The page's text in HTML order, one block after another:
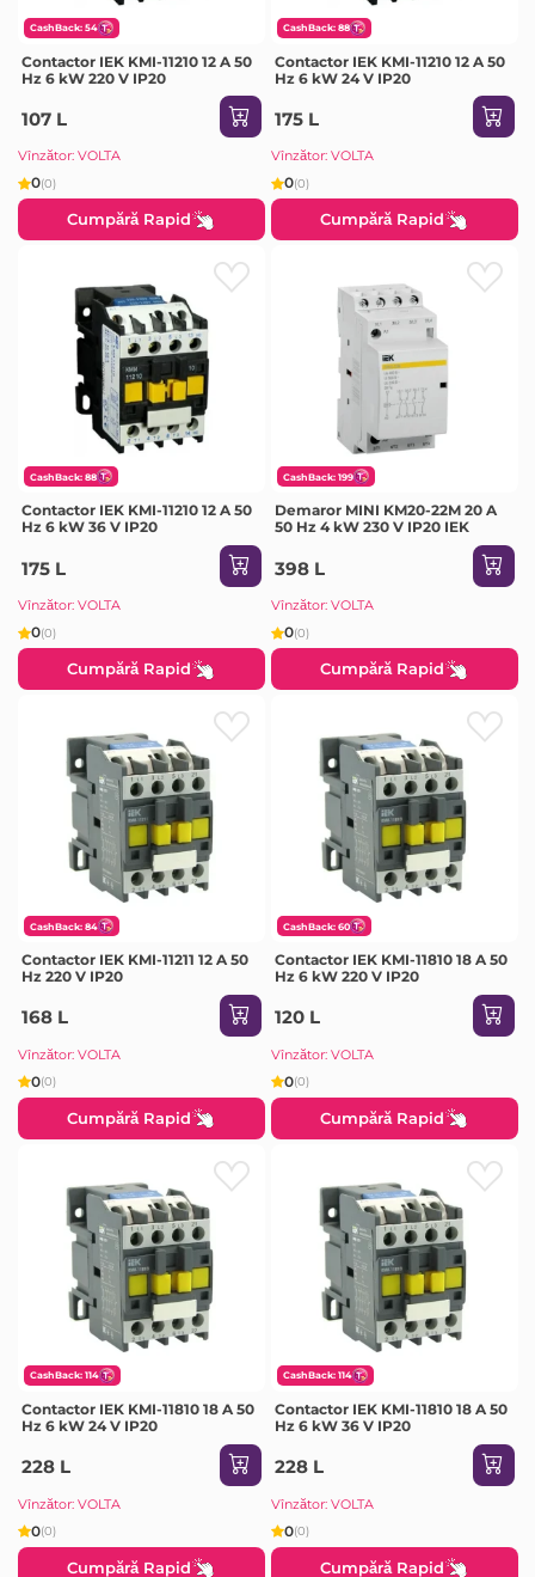
CashBack: 54
Contactor IEK KMI-11210 12 A 50
Hz 6 kW 220 V IP20
107 L
Vînzător: VOLTA
0(0)
Cumpără Rapid
CashBack: 88
Contactor IEK KMI-11210 12 A 50
Hz 6 kW 24 V IP20
175 L
Vînzător: VOLTA
0(0)
Cumpără Rapid
CashBack: 88
Contactor IEK KMI-11210 12 A 50
Hz 6 kW 36 V IP20
175 L
Vînzător: VOLTA
0(0)
Cumpără Rapid
CashBack: 199
Demaror MINI KM20-22M 20 A
50 Hz 4 kW 230 V IP20 IEK
398 L
Vînzător: VOLTA
0(0)
Cumpără Rapid
CashBack: 84
Contactor IEK KMI-11211 12 A 50
Hz 220 V IP20
168 L
Vînzător: VOLTA
0(0)
Cumpără Rapid
CashBack: 60
Contactor IEK KMI-11810 18 A 50
Hz 6 kW 220 V IP20
120 L
Vînzător: VOLTA
0(0)
Cumpără Rapid
CashBack: 114
Contactor IEK KMI-11810 18 A 50
Hz 6 kW 24 V IP20
228 L
Vînzător: VOLTA
0(0)
Cumpără Rapid
CashBack: 114
Contactor IEK KMI-11810 18 A 50
Hz 6 kW 36 V IP20
228 L
Vînzător: VOLTA
0(0)
Cumpără Rapid